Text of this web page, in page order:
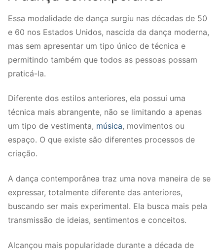
Essa modalidade de dança surgiu nas décadas de 50
e 60 nos Estados Unidos, nascida da dança moderna,
mas sem apresentar um tipo único de técnica e
permitindo também que todos as pessoas possam
praticá-la.
Diferente dos estilos anteriores, ela possui uma
técnica mais abrangente, não se limitando a apenas
um tipo de vestimenta, música, movimentos ou
espaço. O que existe são diferentes processos de
criação.
A dança contemporânea traz uma nova maneira de se
expressar, totalmente diferente das anteriores,
buscando ser mais experimental. Ela busca mais pela
transmissão de ideias, sentimentos e conceitos.
Alcançou mais popularidade durante a década de